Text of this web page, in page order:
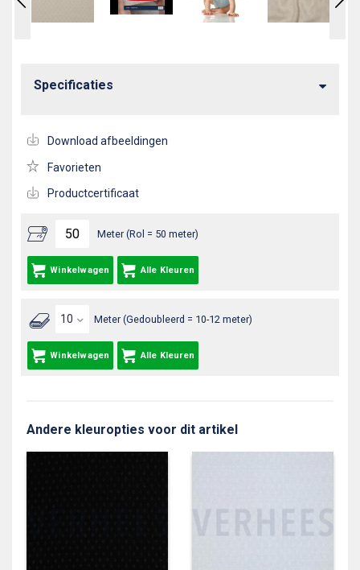
Meter (Rol = 50 meter)
Winkelwagen Alle Kleuren
Meter (Gedoubleerd = 10-12 meter)
Winkelwagen Alle Kleuren
Specificaties
Download afbeeldingen
Favorieten
Productcertificaat
Andere kleuropties voor dit artikel